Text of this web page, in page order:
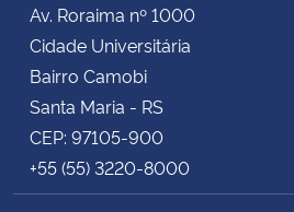
Av. Roraima nº 1000
Cidade Universitária
Bairro Camobi
Santa Maria - RS
CEP: 97105-900
+55 (55) 3220-8000